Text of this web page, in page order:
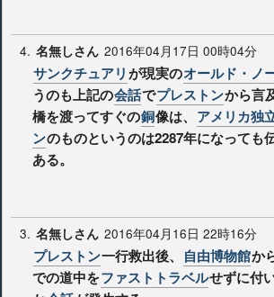
4. 名無しさん 2016年04月17日 00時04分
サンクチュアリが現実のオールド・ノ
うのも上記の会話でプレストンから言
橋を渡ってすぐの銅像は、 アメリカ独
ンのものというのは2287年になっても
ある。
3. 名無しさん 2016年04月16日 22時16分
プレストン一行救出後、 自由博物館か
での道中をファストトラベルせずに付